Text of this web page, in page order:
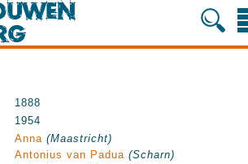
1888
1954
Anna (Maastricht)
Antonius van Padua (Scharn)